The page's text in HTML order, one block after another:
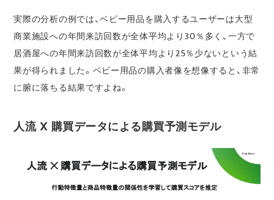
実際の分析の例では、ベビー用品を購入するユーザーは大型
商業施設への年間来訪回数が全体平均より30％多く、一方で
居酒屋への年間来訪回数が全体平均より25％少ないという結
果が得られました。ベビー用品の購入者像を想像すると、非常
に腑に落ちる結果ですよね。
人流 X 購買データによる購買予測モデル